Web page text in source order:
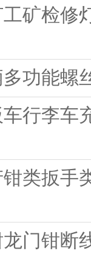
矿检修
功能螺
行李车
类扳手
门钳断